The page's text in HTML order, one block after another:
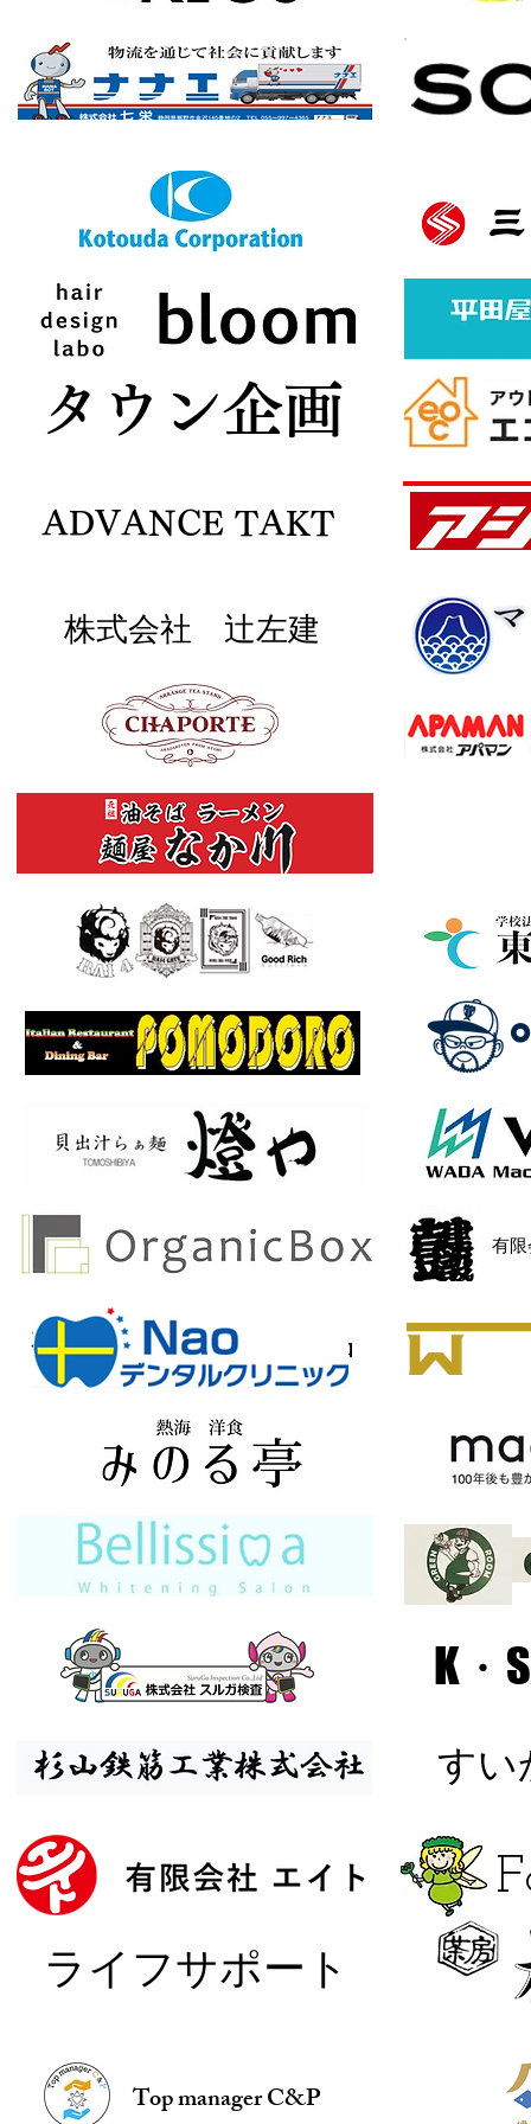
バナースポンサー様募集中
​タウン企画
ADVANCE TAKT
株式会社 辻左建
有限会社オーエス部品
有
K・
すい
​ライフサポート
Top manager C&P